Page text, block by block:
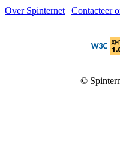
Over Spinternet | Contacteer
©